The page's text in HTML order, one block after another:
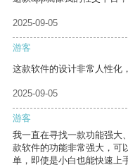
2025-09-05
游客
这款软件的设计非常人性化
2025-09-05
游客
我一直在寻找一款功能强大
款软件的功能非常强大，可
单，即使是小白也能快速上